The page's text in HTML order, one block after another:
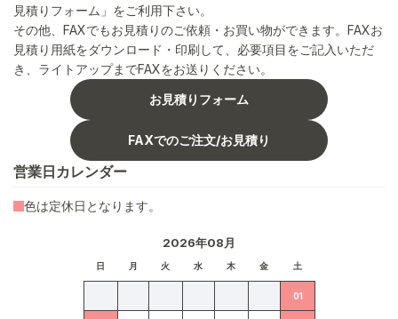
見積りフォーム」をご利用下さい。
その他、FAXでもお見積りのご依頼・お買い物ができます。FAXお
見積り用紙をダウンロード・印刷して、必要項目をご記入いただ
き、ライトアップまでFAXをお送りください。
お見積りフォーム
FAXでのご注文/お見積り
営業日カレンダー
2026年08月
日 月 火 水 木 金 土
01
色は定休日となります。